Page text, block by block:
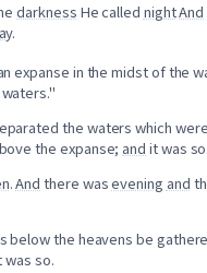
darkness He called nightAnd
.
expanse in the midst of the
the waters which
the expanse; and it was so.
.And there wasevening and
below the heavens be
was so.